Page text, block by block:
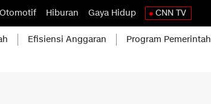
Otomotif Hiburan Gaya Hidup CNN TV
Efisiensi Anggaran Program Pemerintah